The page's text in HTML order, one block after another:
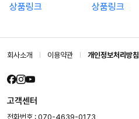
상품링크 상품링크
회사소개 이용약관 개인정보처리방침
고객센터
전화번호 : 070-4639-0173